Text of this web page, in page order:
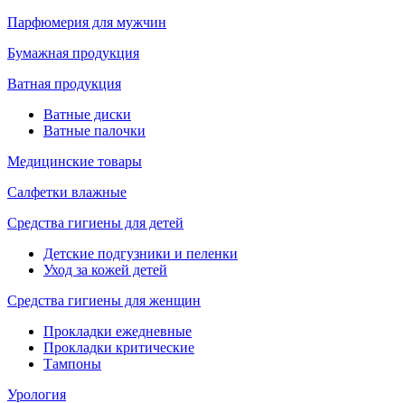
Парфюмерия для мужчин
Бумажная продукция
Ватная продукция
Ватные диски
Ватные палочки
Медицинские товары
Салфетки влажные
Средства гигиены для детей
Детские подгузники и пеленки
Уход за кожей детей
Средства гигиены для женщин
Прокладки ежедневные
Прокладки критические
Тампоны
Урология